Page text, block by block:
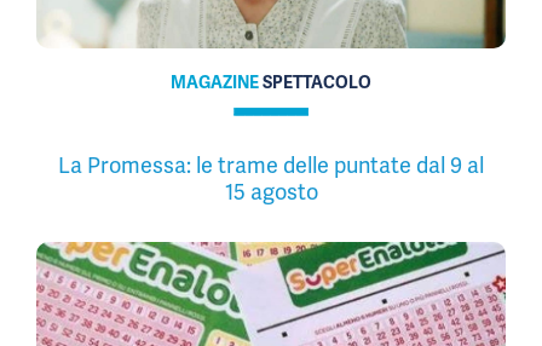
MAGAZINESPETTACOLO
La Promessa: le trame delle puntate dal 9 al
15 agosto